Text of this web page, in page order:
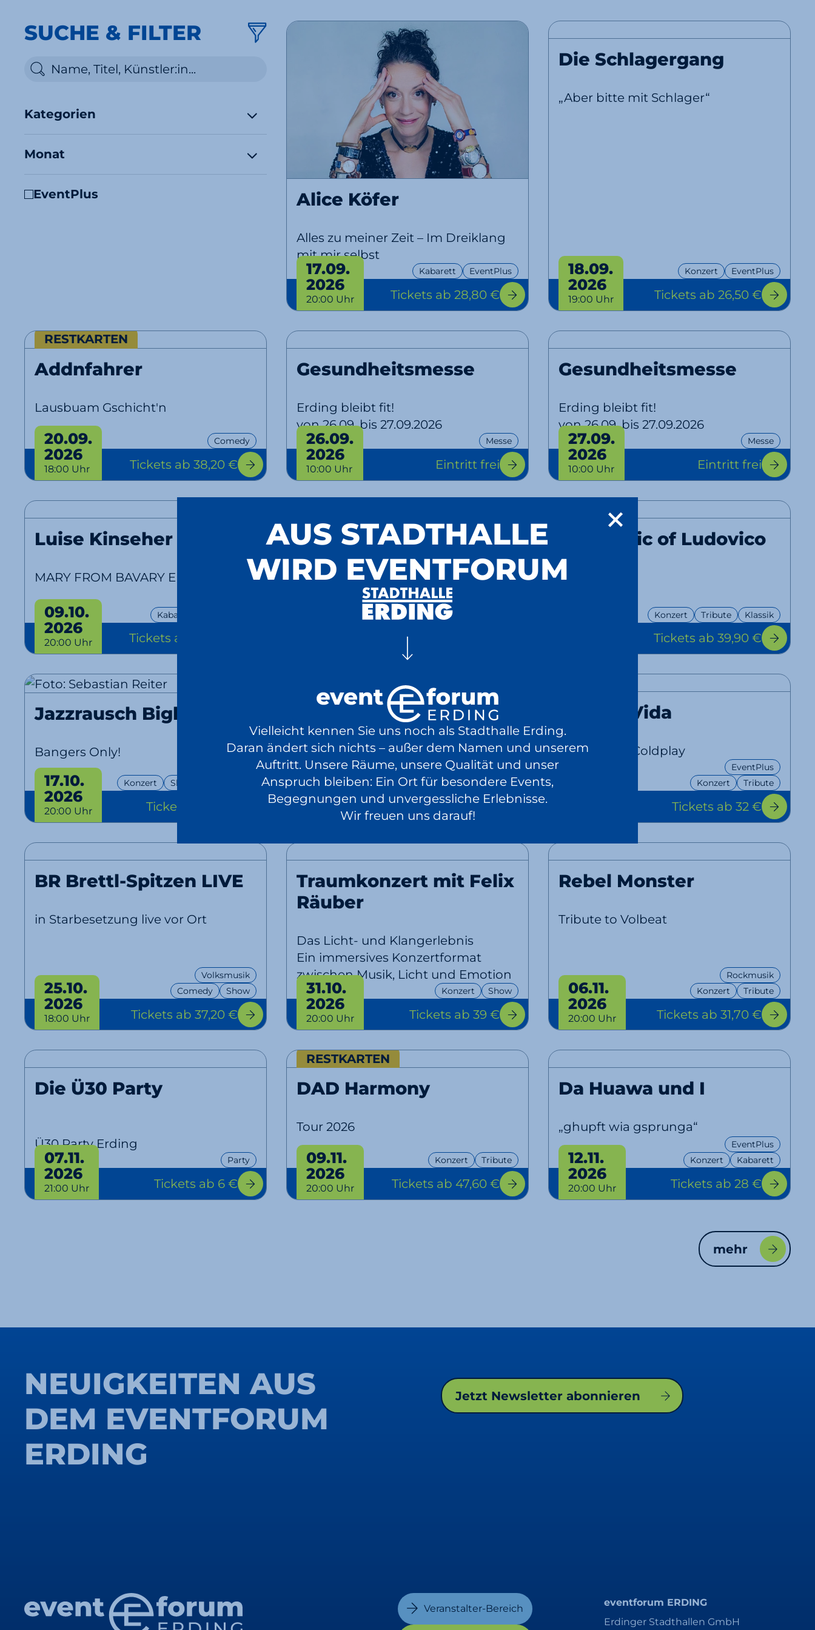
SUCHE & FILTER
Kategorien
Monat
EventPlus Alice Köfer
Alles zu meiner Zeit – Im Dreiklang
mit mir selbst
Kabarett EventPlus
17.09.
2026
20:00 Uhr Tickets ab 28,80 €
Die Schlagergang
„Aber bitte mit Schlager“
Konzert EventPlus
18.09.
2026
19:00 Uhr Tickets ab 26,50 €
RESTKARTEN
Addnfahrer
Lausbuam Gschicht'n
Comedy
20.09.
2026
18:00 Uhr Tickets ab 38,20 €
Gesundheitsmesse
Erding bleibt fit!
von 26.09. bis 27.09.2026
Messe
26.09.
2026
10:00 Uhr Eintritt frei
Gesundheitsmesse
Erding bleibt fit!
von 26.09. bis 27.09.2026
Messe
27.09.
2026
10:00 Uhr Eintritt frei
Luise Kinseher
MARY FROM BAVARY Endlich SOLO!
Kabarett
09.10.
2026
20:00 Uhr Tickets ab 28,90 €
Die Schlagzeugmafia
Backstreet Noise
Konzert Show
Tickets
The Music of Ludovico
Einaudi
Konzert Tribute Klassik
Tickets ab 39,90 €
Jazzrausch Bigband
Bangers Only!
Konzert Show
17.10.
2026
20:00 Uhr Tickets
Luksan Wunder
WTFM100, NULL
Comedy EventPlus
23.10.
2026
20:00 Uhr Ticketsab 29,50 €
Viva La Vida
A Tribute to Coldplay
Konzert Tribute
EventPlus
Tickets ab 32 €
BR Brettl-Spitzen LIVE
in Starbesetzung live vor Ort
Comedy Show
Volksmusik
25.10.
2026
18:00 Uhr Tickets ab 37,20 €
Traumkonzert mit Felix
Räuber
Das Licht- und Klangerlebnis
Ein immersives Konzertformat
zwischen Musik, Licht und Emotion
Konzert Show
31.10.
2026
20:00 Uhr Tickets ab 39 €
Rebel Monster
Tribute to Volbeat
Konzert Tribute
Rockmusik
06.11.
2026
20:00 Uhr Tickets ab 31,70 €
Die Ü30 Party
Ü30 Party Erding
Party
07.11.
2026
21:00 Uhr Tickets ab 6 €
RESTKARTEN
DAD Harmony
Tour 2026
Konzert Tribute
09.11.
2026
20:00 Uhr Tickets ab 47,60 €
Da Huawa und I
„ghupft wia gsprunga“
Konzert Kabarett
EventPlus
12.11.
2026
20:00 Uhr Tickets ab 28 €
mehr
AUS STADTHALLE
WIRD EVENTFORUM
Vielleicht kennen Sie uns noch als Stadthalle Erding.
Daran ändert sich nichts – außer dem Namen und unserem
Auftritt. Unsere Räume, unsere Qualität und unser
Anspruch bleiben: Ein Ort für besondere Events,
Begegnungen und unvergessliche Erlebnisse.
Wir freuen uns darauf!
NEUIGKEITEN AUS
DEM EVENTFORUM
ERDING
Jetzt Newsletter abonnieren
Veranstalter-Bereich
eventforum ERDING
Erdinger Stadthallen GmbH